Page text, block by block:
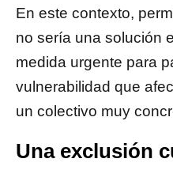
En este contexto,
no sería una solución
medida urgente para
vulnerabilidad que
un colectivo muy
Una exclusión